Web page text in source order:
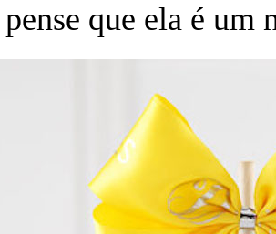
pense que ela é um